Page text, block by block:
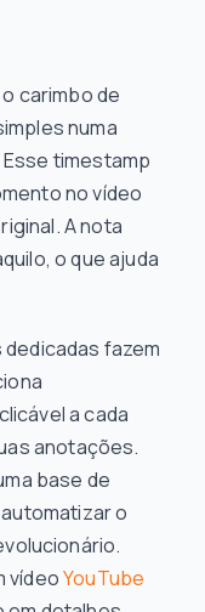
carimbo de
numa
timestamp
no vídeo
A nota
o que ajuda
fazem
a cada
anotações.
base de
o
vídeoYouTube